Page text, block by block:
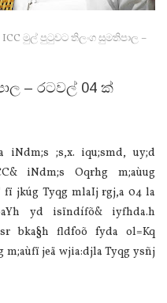
ICC මුල් පුටුවට තිලංග සුමතිපාල –
– රටවල් 04 ක්
iNdm;s ;s,x. iqu;smd, uy;d
iNdm;s Oqrhg m;aùug
fï jkúg Tyqg mla‍Ij rgj,a 04 la
yd isïndífõ& iyfhda.h
bka§h fldfoõ fyda ol=Kq
jeä wjia:djla Tyqg ysñj